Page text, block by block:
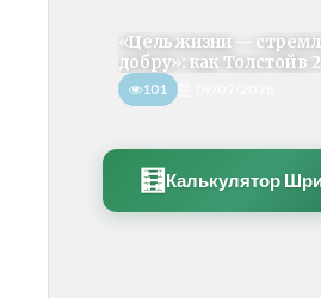
«Цель жизни —
добру»: как Толстой в
101
🧮 Калькулятор